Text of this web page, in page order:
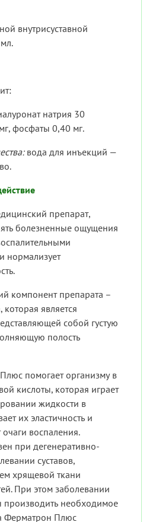
внутрисуставной
натрия 30
фосфаты 0,40 мг.
вода для инъекций —
препарат,
болезненные ощущения
нормализует
компонент препарата –
которая является
собой густую
полость
помогает организму в
кислоты, которая играет
жидкости в
их эластичность и
воспаления.
при дегенеративно-
суставов,
хрящевой ткани
При этом заболевании
производить необходимое
Ферматрон Плюс